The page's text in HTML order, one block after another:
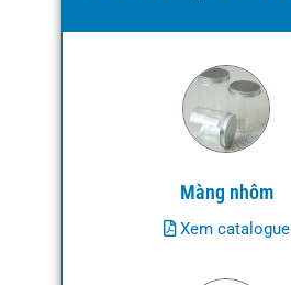
Màng nhôm
Xem catalogue